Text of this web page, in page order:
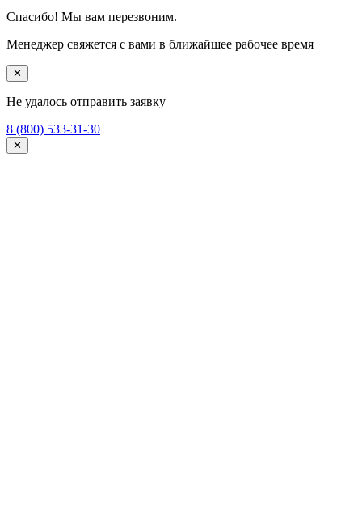
Спасибо! Мы вам перезвоним.
Менеджер свяжется с вами в ближайшее рабочее время
✕
Не удалось отправить заявку
8 (800) 533-31-30
✕